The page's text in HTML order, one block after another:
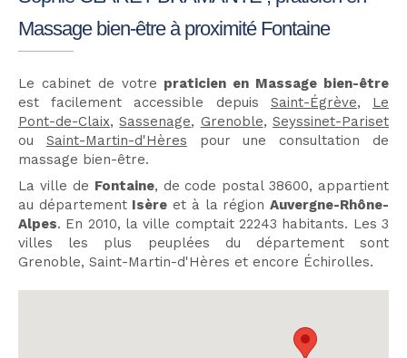
Massage bien-être à proximité Fontaine
Le cabinet de votre praticien en Massage bien-être
est facilement accessible depuis Saint-Égrève, Le
Pont-de-Claix,Sassenage, Grenoble,Seyssinet-Pariset
ou Saint-Martin-d'Hères pour une consultation de
massage bien-être.
La ville de Fontaine, de code postal 38600, appartient
au département Isère et à la régionAuvergne-Rhône-
Alpes. En 2010, la ville comptait 22243 habitants. Les 3
villes les plus peuplées du département sont
Grenoble, Saint-Martin-d'Hères et encore Échirolles.